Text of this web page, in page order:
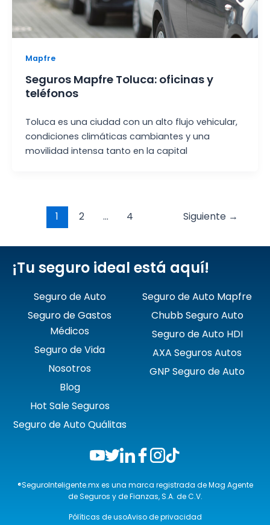
Mapfre
Seguros Mapfre Toluca: oficinas y
teléfonos
Toluca es una ciudad con un alto flujo vehicular,
condiciones climáticas cambiantes y una
movilidad intensa tanto en la capital
pagination
1 2 … 4 Siguiente →
¡Tu seguro ideal está aquí!
Seguro de Auto
Seguro de Gastos
Médicos
Seguro de Vida
Nosotros
Blog
Hot Sale Seguros
Seguro de Auto Quálitas
Seguro de Auto Mapfre
Chubb Seguro Auto
Seguro de Auto HDI
AXA Seguros Autos
GNP Seguro de Auto
®SeguroInteligente.mx es una marca registrada de Mag Agente
de Seguros y de Fianzas, S.A. de C.V.
Pólíticas de usoAviso de privacidad